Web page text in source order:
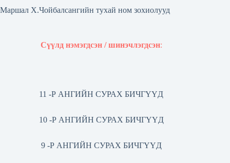
Маршал Х.Чойбалсангийн тухай ном зохиолууд
Сүүлд нэмэгдсэн / шинэчлэгдсэн:
11 -Р АНГИЙН СУРАХ БИЧГҮҮД
10 -Р АНГИЙН СУРАХ БИЧГҮҮД
9 -Р АНГИЙН СУРАХ БИЧГҮҮД